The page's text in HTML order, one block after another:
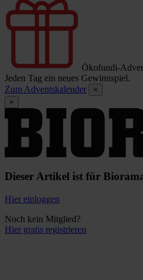
Ökofundi-
Jeden Tag ein neues Gewinnspiel.
Zum Adventskalender
×
×
Dieser Artikel ist für
Hier einloggen
Noch kein Mitglied?
Hier gratis registrieren